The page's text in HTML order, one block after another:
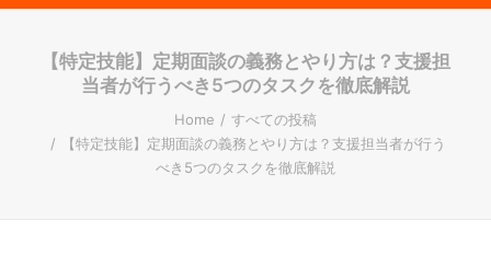
【特定技能】定期面談の義務とやり方は？支援担
当者が行うべき5つのタスクを徹底解説
Home
すべての投稿
【特定技能】定期面談の義務とやり方は？支援担当者が行う
べき5つのタスクを徹底解説